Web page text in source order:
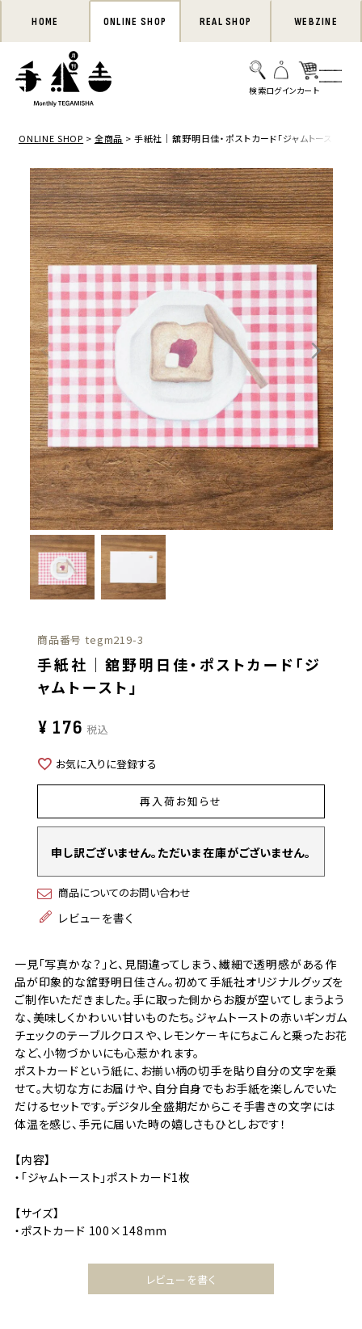
HOME ONLINE SHOP REAL SHOP WEBZINE
ONLINE SHOP 全商品 手紙社｜舘野明日佳・ポストカード「ジャムトースト」
商品番号 tegm219-3
手紙社｜舘野明日佳・ポストカード「ジ
ャムトースト」
¥ 176 税込
お気に入りに登録する
再入荷お知らせ
申し訳ございません。ただいま在庫がございません。
商品についてのお問い合わせ
レビューを書く
一見「写真かな？」と、見間違ってしまう、繊細で透明感がある作
品が印象的な舘野明日佳さん。初めて手紙社オリジナルグッズを
ご制作いただきました。手に取った側からお腹が空いてしまうよう
な、美味しくかわいい甘いものたち。ジャムトーストの赤いギンガム
チェックのテーブルクロスや、レモンケーキにちょこんと乗ったお花
など、小物づかいにも心惹かれます。
ポストカードという紙に、お揃い柄の切手を貼り自分の文字を乗
せて。大切な方にお届けや、自分自身でもお手紙を楽しんでいた
だけるセットです。デジタル全盛期だからこそ手書きの文字には
体温を感じ、手元に届いた時の嬉しさもひとしおです！
【内容】
・「ジャムトースト」ポストカード1枚
【サイズ】
・ポストカード 100×148mm
レビューを書く